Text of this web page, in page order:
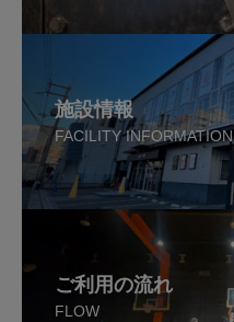
施設情報
FACILITY INFORMATION
ご利用の流れ
FLOW